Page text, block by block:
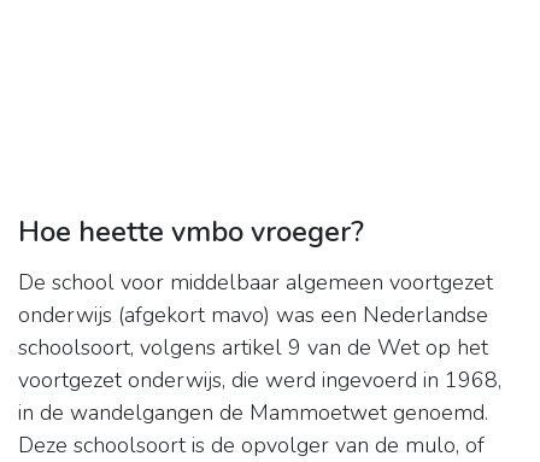
Hoe heette vmbo vroeger?
De school voor middelbaar algemeen voortgezet
onderwijs (afgekort mavo) was een Nederlandse
schoolsoort, volgens artikel 9 van de Wet op het
voortgezet onderwijs, die werd ingevoerd in 1968,
in de wandelgangen de Mammoetwet genoemd.
Deze schoolsoort is de opvolger van de mulo, of